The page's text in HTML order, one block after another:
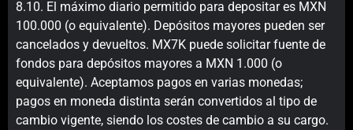
8.10. El máximo diario permitido para depositar es MXN
100.000 (o equivalente). Depósitos mayores pueden ser
cancelados y devueltos. MX7K puede solicitar fuente de
fondos para depósitos mayores a MXN 1.000 (o
equivalente). Aceptamos pagos en varias monedas;
pagos en moneda distinta serán convertidos al tipo de
cambio vigente, siendo los costes de cambio a su cargo.